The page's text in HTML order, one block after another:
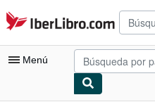
Pasar al contenido principal
IberLibro.com
Menú